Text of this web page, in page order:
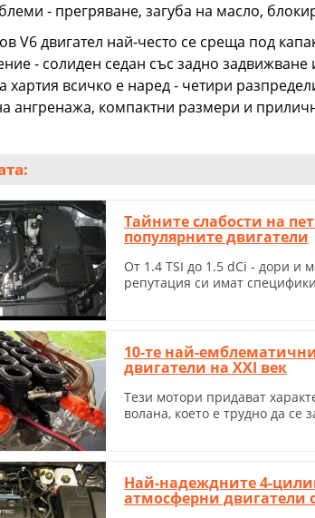
- прегряване, загуба на масло,
V6 двигател най-често се среща под
- солиден седан със задно задвижване
хартия всичко е наред - четири
ангренажа, компактни размери и
Тайните слабости на
популярните двигатели
От 1.4 TSI до 1.5 dCi - дори и
репутация си имат специфики
10-те най-
двигатели на ХХI век
Тези мотори придават
волана, което е трудно да се
Най-надеждните 4-
атмосферни двигатели